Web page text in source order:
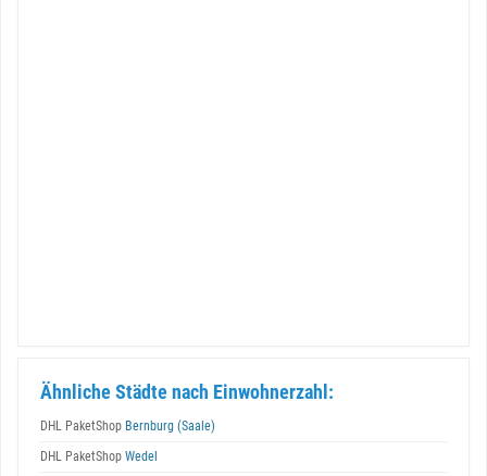
Ähnliche Städte nach Einwohnerzahl:
DHL PaketShop Bernburg (Saale)
DHL PaketShop Wedel